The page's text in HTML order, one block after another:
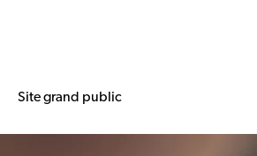
Site grand public